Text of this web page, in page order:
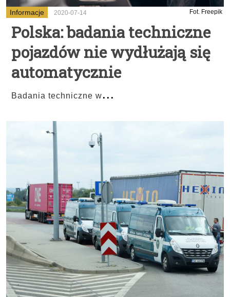
Informacje 2020-07-14 Fot. Freepik
Polska: badania techniczne
pojazdów nie wydłużają się
automatycznie
Badania techniczne w...